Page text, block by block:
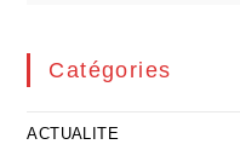
Catégories
ACTUALITE